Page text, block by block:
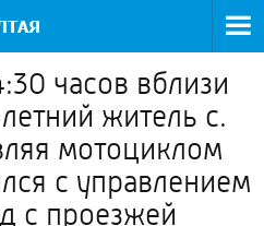
часов вблизи
житель с.
мотоциклом
с управлением
с проезжей